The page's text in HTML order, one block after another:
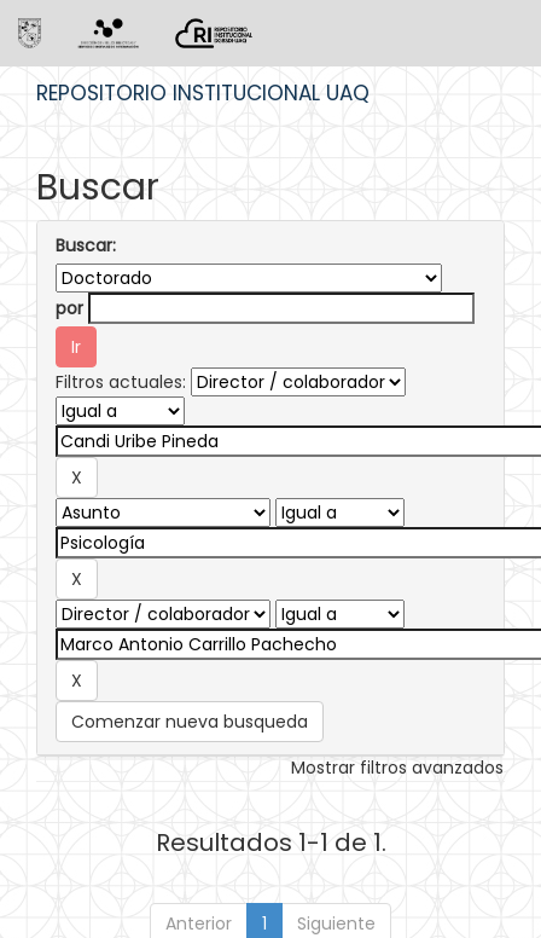
REPOSITORIO INSTITUCIONAL UAQ
Buscar
Buscar:
por
Filtros actuales:
Comenzar nueva busqueda
Mostrar filtros avanzados
Resultados 1-1 de 1.
Anterior 1 Siguiente